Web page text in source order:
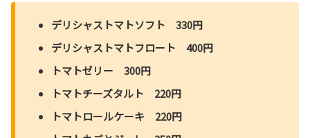
デリシャストマトソフト 330円
デリシャストマトフロート 400円
トマトゼリー 300円
トマトチーズタルト 220円
トマトロールケーキ 220円